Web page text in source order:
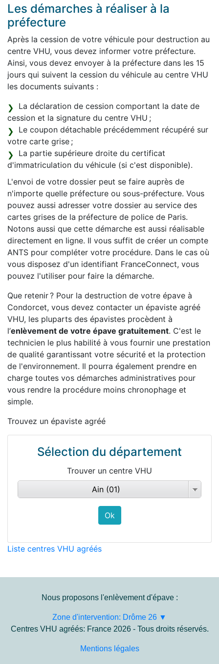
Les démarches à réaliser à la
préfecture
Après la cession de votre véhicule pour destruction au
centre VHU, vous devez informer votre préfecture.
Ainsi, vous devez envoyer à la préfecture dans les 15
jours qui suivent la cession du véhicule au centre VHU
les documents suivants :
La déclaration de cession comportant la date de
cession et la signature du centre VHU ;
Le coupon détachable précédemment récupéré sur
votre carte grise ;
La partie supérieure droite du certificat
d'immatriculation du véhicule (si c'est disponible).
L'envoi de votre dossier peut se faire auprès de
n'importe quelle préfecture ou sous-préfecture. Vous
pouvez aussi adresser votre dossier au service des
cartes grises de la préfecture de police de Paris.
Notons aussi que cette démarche est aussi réalisable
directement en ligne. Il vous suffit de créer un compte
ANTS pour compléter votre procédure. Dans le cas où
vous disposez d'un identifiant FranceConnect, vous
pouvez l'utiliser pour faire la démarche.
Que retenir ? Pour la destruction de votre épave à
Condorcet, vous devez contacter un épaviste agréé
VHU, les pluparts des épavistes procèdent à
l’enlèvement de votre épave gratuitement. C'est le
technicien le plus habilité à vous fournir une prestation
de qualité garantissant votre sécurité et la protection
de l'environnement. Il pourra également prendre en
charge toutes vos démarches administratives pour
vous rendre la procédure moins chronophage et
simple.
Trouvez un épaviste agréé
Sélection du département
Trouver un centre VHU
Ain (01)
Liste centres VHU agréés
Nous proposons l'enlèvement d'épave :
Zone d'intervention: Drôme 26 ▼
Centres VHU agréés: France 2026 - Tous droits réservés.
Mentions légales